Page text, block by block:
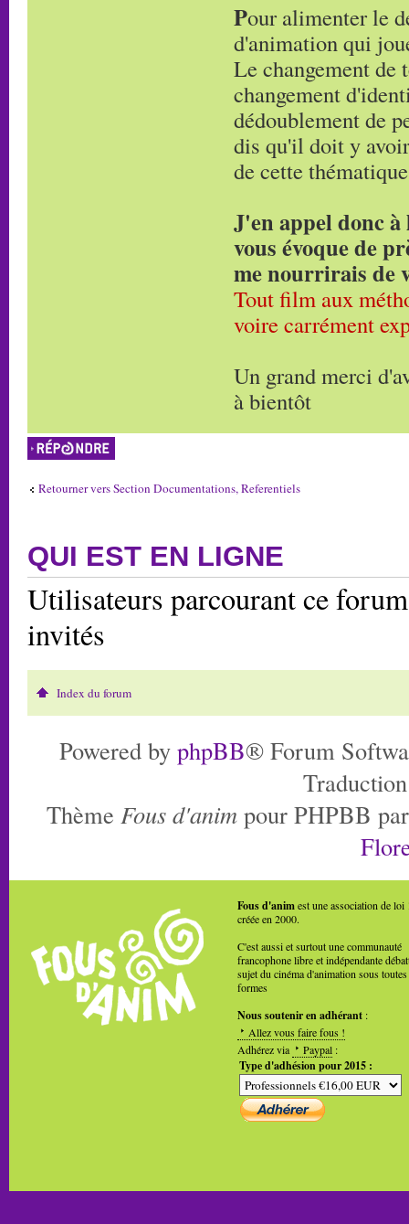
Pour alimenter le
d'animation qui
Le changement de
changement
dédoublement de
dis qu'il doit y
de cette
J'en appel donc à
vous évoque de
me nourrirais de
Tout film aux
voire carrément
Un grand merci
à bientôt
Répondre
Retourner vers Section Documentations, Referentiels
QUI EST EN LIGNE
Utilisateurs parcourant ce
invités
Index du forum
Powered by phpBB® Forum
Thème Fous d'anim pour PHPBB
Fous d'animest une association de loi
créée en 2000.
C'est aussi et surtout une communauté
francophone libre et indépendante
sujet du cinéma d'animation sous toutes
formes
Nous soutenir en adhérant :
Allez vous faire fous !
Adhérez via
Paypal :
Type d'adhésion pour 2015 :